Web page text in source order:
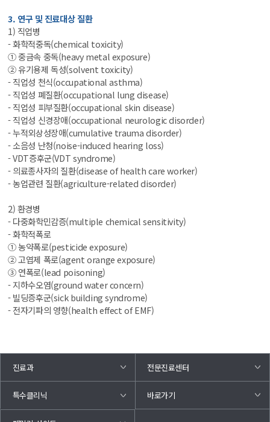
3. 연구 및 진료대상 질환
1) 직업병
- 화학적중독(chemical toxicity)
① 중금속 중독(heavy metal exposure)
② 유기용제 독성(solvent toxicity)
- 직업성 천식(occupational asthma)
- 직업성 폐질환(occupational lung disease)
- 직업성 피부질환(occupational skin disease)
- 직업성 신경장애(occupational neurologic disorder)
- 누적외상성장애(cumulative trauma disorder)
- 소음성 난청(noise-induced hearing loss)
- VDT증후군(VDT syndrome)
- 의료종사자의 질환(disease of health care worker)
- 농업관련 질환(agriculture-related disorder)
2) 환경병
- 다중화학민감증(multiple chemical sensitivity)
- 화학적폭로
① 농약폭로(pesticide exposure)
② 고엽제 폭로(agent orange exposure)
③ 연폭로(lead poisoning)
- 지하수오염(ground water concern)
- 빌딩증후군(sick building syndrome)
- 전자기파의 영향(health effect of EMF)
진료과 전문진료센터
특수클리닉 바로가기